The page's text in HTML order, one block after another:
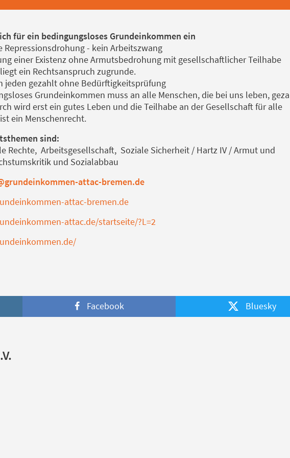
für ein bedingungsloses Grundeinkommen ein
Repressionsdrohung - kein Arbeitszwang
einer Existenz ohne Armutsbedrohung mit gesellschaftlicher Teilhabe
ein Rechtsanspruch zugrunde.
jeden gezahlt ohne Bedürftigkeitsprüfung
Grundeinkommen muss an alle Menschen, die bei uns leben,
wird erst ein gutes Leben und die Teilhabe an der Gesellschaft für alle
ein Menschenrecht.
sind:
Rechte, Arbeitsgesellschaft, Soziale Sicherheit / Hartz IV / Armut und
und Sozialabbau
attac-bremen.de
attac-bremen.de
attac.de/startseite/?L=2
Facebook Bluesky